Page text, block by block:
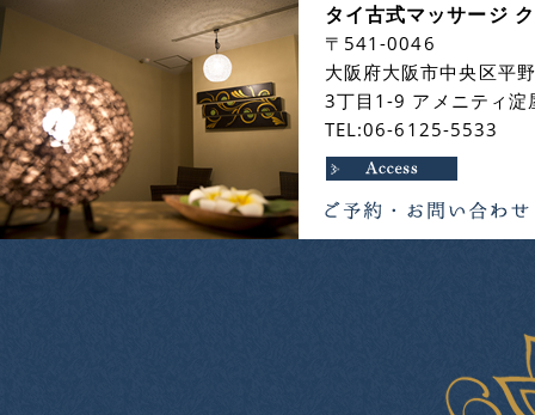
タイ古式マッサージ
〒541-0046
大阪府大阪市中央区平
3丁目1-9 アメニティ
TEL:06-6125-5533